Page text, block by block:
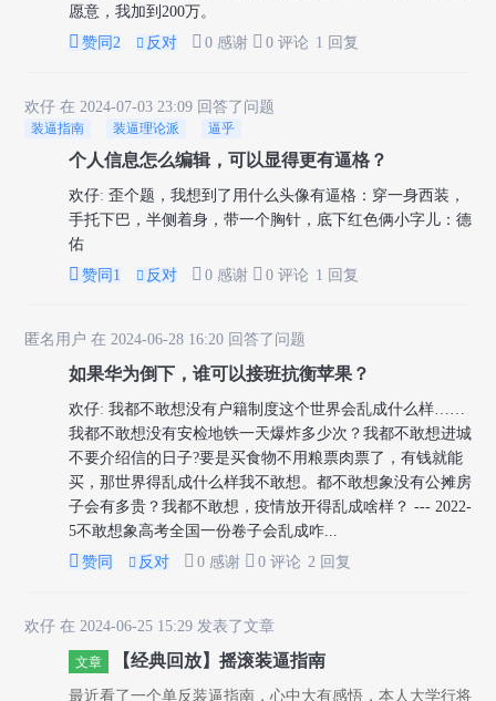
愿意，我加到200万。
 赞同 2  反对  0 感谢  0 评论 1 回复
欢仔 在 2024-07-03 23:09 回答了问题
装逼指南 装逼理论派 逼乎
个人信息怎么编辑，可以显得更有逼格？
欢仔: 歪个题，我想到了用什么头像有逼格：穿一身西装，
手托下巴，半侧着身，带一个胸针，底下红色俩小字儿：德
佑
 赞同 1  反对  0 感谢  0 评论 1 回复
匿名用户 在 2024-06-28 16:20 回答了问题
如果华为倒下，谁可以接班抗衡苹果？
欢仔: 我都不敢想没有户籍制度这个世界会乱成什么样……
我都不敢想没有安检地铁一天爆炸多少次？我都不敢想进城
不要介绍信的日子?要是买食物不用粮票肉票了，有钱就能
买，那世界得乱成什么样我不敢想。都不敢想象没有公摊房
子会有多贵？我都不敢想，疫情放开得乱成啥样？ --- 2022-
5不敢想象高考全国一份卷子会乱成咋...
 赞同  反对  0 感谢  0 评论 2 回复
欢仔 在 2024-06-25 15:29 发表了文章
文章 【经典回放】摇滚装逼指南
最近看了一个单反装逼指南，心中大有感悟，本人大学行将